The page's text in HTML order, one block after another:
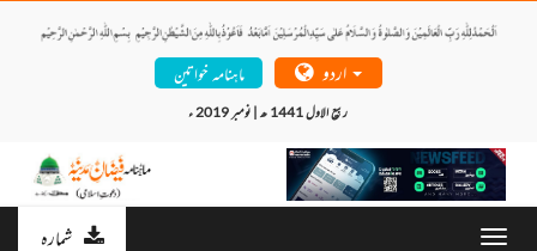
ماہنامہ خواتین
ربیع الاول 1441 ھ | نومبر 2019 ء
شمارہ